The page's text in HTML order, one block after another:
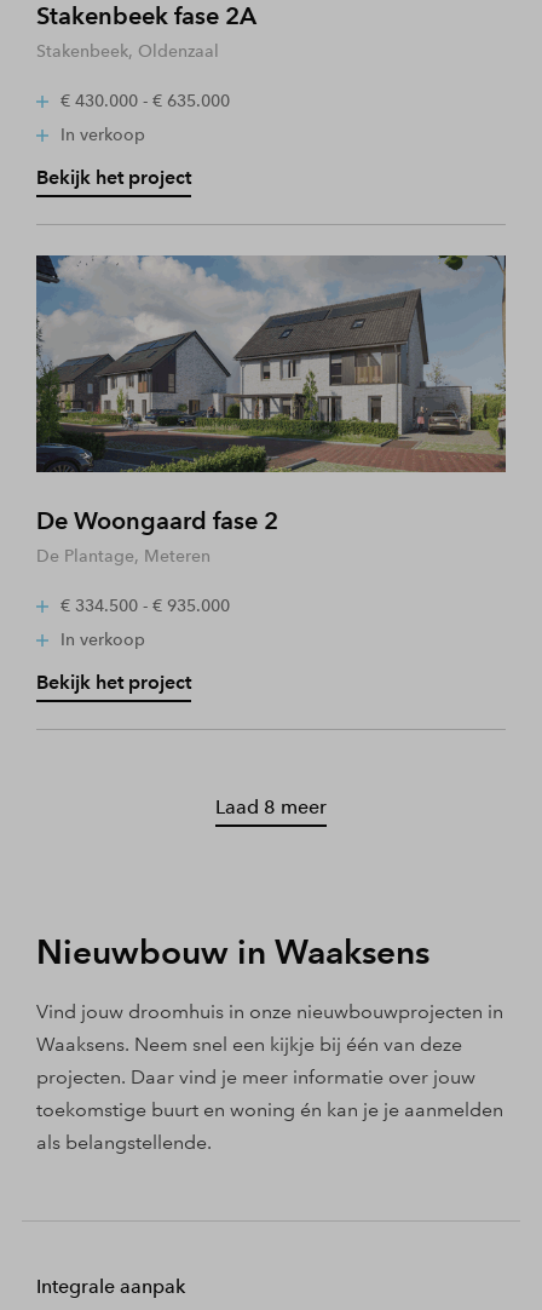
Stakenbeek fase 2A
Stakenbeek, Oldenzaal
€ 430.000 - € 635.000
In verkoop
Bekijk het project
De Woongaard fase 2
De Plantage, Meteren
€ 334.500 - € 935.000
In verkoop
Bekijk het project
Laad 8 meer
Nieuwbouw in Waaksens
Vind jouw droomhuis in onze nieuwbouwprojecten in
Waaksens. Neem snel een kijkje bij één van deze
projecten. Daar vind je meer informatie over jouw
toekomstige buurt en woning én kan je je aanmelden
als belangstellende.
Integrale aanpak